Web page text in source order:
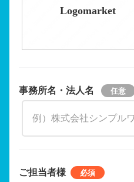
Logomarket
事務所名・法人名
ご担当者様